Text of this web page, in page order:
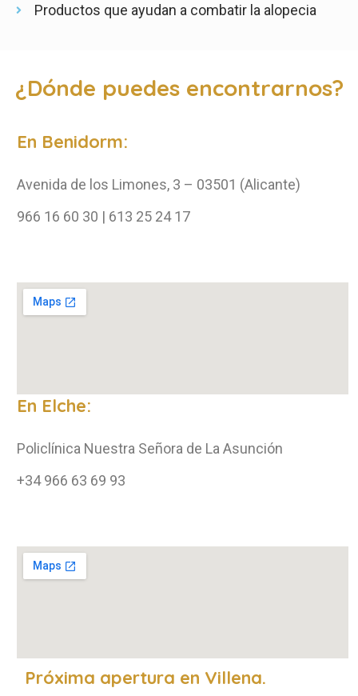
Productos que ayudan a combatir la alopecia
¿Dónde puedes encontrarnos?
En Benidorm:
Avenida de los Limones, 3 – 03501 (Alicante)
966 16 60 30 | 613 25 24 17
En Elche:
Policlínica Nuestra Señora de La Asunción
+34 966 63 69 93
Próxima apertura en Villena.